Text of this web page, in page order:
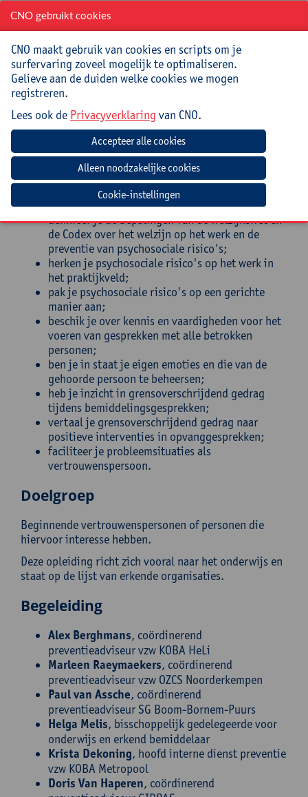
het voorjaaringevuld met een ViP-dag, Vertrouwen
die de basisopleiding reeds gevolgd hebben
uitgenodigd. Er worden een twintigtal workshops
aangeboden en er is ruimte voor ervaringsuitwisseling
en casusbespreking. Het supervisiemoment is een
wettelijk verplichte, jaarlijkse samenkomst van
vertrouwenspersonen. In de loop van het schooljaar
wordt ook nog een supervisiemoment ingericht.
Doelstellingen
Na de opleiding tot vertrouwenspersoon:
definieer je de bepalingen van de welzijnswet en
de Codex over het welzijn op het werk en de
preventie van psychosociale risico's;
herken je psychosociale risico's op het werk in
het praktijkveld;
pak je psychosociale risico's op een gerichte
manier aan;
beschik je over kennis en vaardigheden voor het
voeren van gesprekken met alle betrokken
personen;
ben je in staat je eigen emoties en die van de
gehoorde persoon te beheersen;
heb je inzicht in grensoverschrijdend gedrag
tijdens bemiddelingsgesprekken;
vertaal je grensoverschrijdend gedrag naar
positieve interventies in opvanggesprekken;
faciliteer je probleemsituaties als
vertrouwenspersoon.
Doelgroep
Beginnende vertrouwenspersonen of personen die
hiervoor interesse hebben.
Deze opleiding richt zich vooral naar het onderwijs en
staat op de lijst van erkende organisaties.
Begeleiding
Alex Berghmans, coördinerend
preventieadviseur vzw KOBA HeLi
Marleen Raeymaekers, coördinerend
preventieadviseur vzw OZCS Noorderkempen
Paul van Assche, coördinerend
preventieadviseur SG Boom-Bornem-Puurs
Helga Melis, bisschoppelijk gedelegeerde voor
onderwijs en erkend bemiddelaar
Krista Dekoning, hoofd interne dienst preventie
vzw KOBA Metropool
Doris Van Haperen, coördinerend
CNO gebruikt cookies
CNO maakt gebruik van cookies en scripts om je
surfervaring zoveel mogelijk te optimaliseren.
Gelieve aan de duiden welke cookies we mogen
registreren.
Lees ook de Privacyverklaring van CNO.
Cookie-instellingen